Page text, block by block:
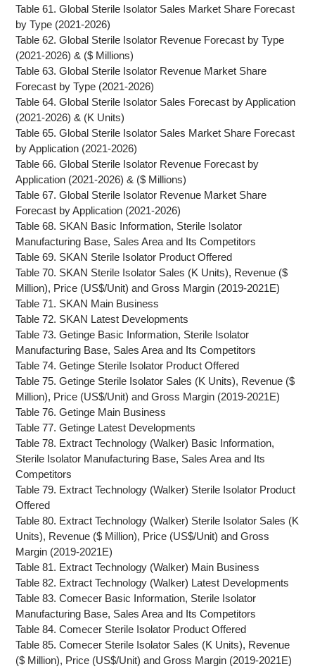
Table 61. Global Sterile Isolator Sales Market Share Forecast
by Type (2021-2026)
Table 62. Global Sterile Isolator Revenue Forecast by Type
(2021-2026) & ($ Millions)
Table 63. Global Sterile Isolator Revenue Market Share
Forecast by Type (2021-2026)
Table 64. Global Sterile Isolator Sales Forecast by Application
(2021-2026) & (K Units)
Table 65. Global Sterile Isolator Sales Market Share Forecast
by Application (2021-2026)
Table 66. Global Sterile Isolator Revenue Forecast by
Application (2021-2026) & ($ Millions)
Table 67. Global Sterile Isolator Revenue Market Share
Forecast by Application (2021-2026)
Table 68. SKAN Basic Information, Sterile Isolator
Manufacturing Base, Sales Area and Its Competitors
Table 69. SKAN Sterile Isolator Product Offered
Table 70. SKAN Sterile Isolator Sales (K Units), Revenue ($
Million), Price (US$/Unit) and Gross Margin (2019-2021E)
Table 71. SKAN Main Business
Table 72. SKAN Latest Developments
Table 73. Getinge Basic Information, Sterile Isolator
Manufacturing Base, Sales Area and Its Competitors
Table 74. Getinge Sterile Isolator Product Offered
Table 75. Getinge Sterile Isolator Sales (K Units), Revenue ($
Million), Price (US$/Unit) and Gross Margin (2019-2021E)
Table 76. Getinge Main Business
Table 77. Getinge Latest Developments
Table 78. Extract Technology (Walker) Basic Information,
Sterile Isolator Manufacturing Base, Sales Area and Its
Competitors
Table 79. Extract Technology (Walker) Sterile Isolator Product
Offered
Table 80. Extract Technology (Walker) Sterile Isolator Sales (K
Units), Revenue ($ Million), Price (US$/Unit) and Gross
Margin (2019-2021E)
Table 81. Extract Technology (Walker) Main Business
Table 82. Extract Technology (Walker) Latest Developments
Table 83. Comecer Basic Information, Sterile Isolator
Manufacturing Base, Sales Area and Its Competitors
Table 84. Comecer Sterile Isolator Product Offered
Table 85. Comecer Sterile Isolator Sales (K Units), Revenue
($ Million), Price (US$/Unit) and Gross Margin (2019-2021E)